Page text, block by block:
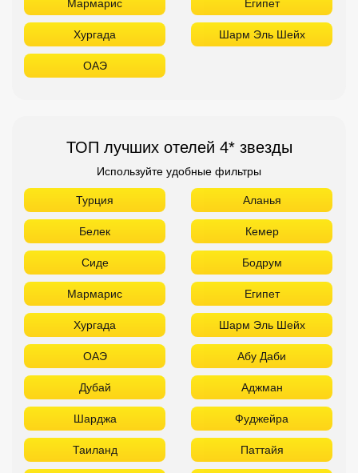
Мармарис Египет
Хургада Шарм Эль Шейх
ОАЭ
ТОП лучших отелей 4* звезды
Используйте удобные фильтры
Турция Аланья
Белек Кемер
Сиде Бодрум
Мармарис Египет
Хургада Шарм Эль Шейх
ОАЭ Абу Даби
Дубай Аджман
Шарджа Фуджейра
Таиланд Паттайя